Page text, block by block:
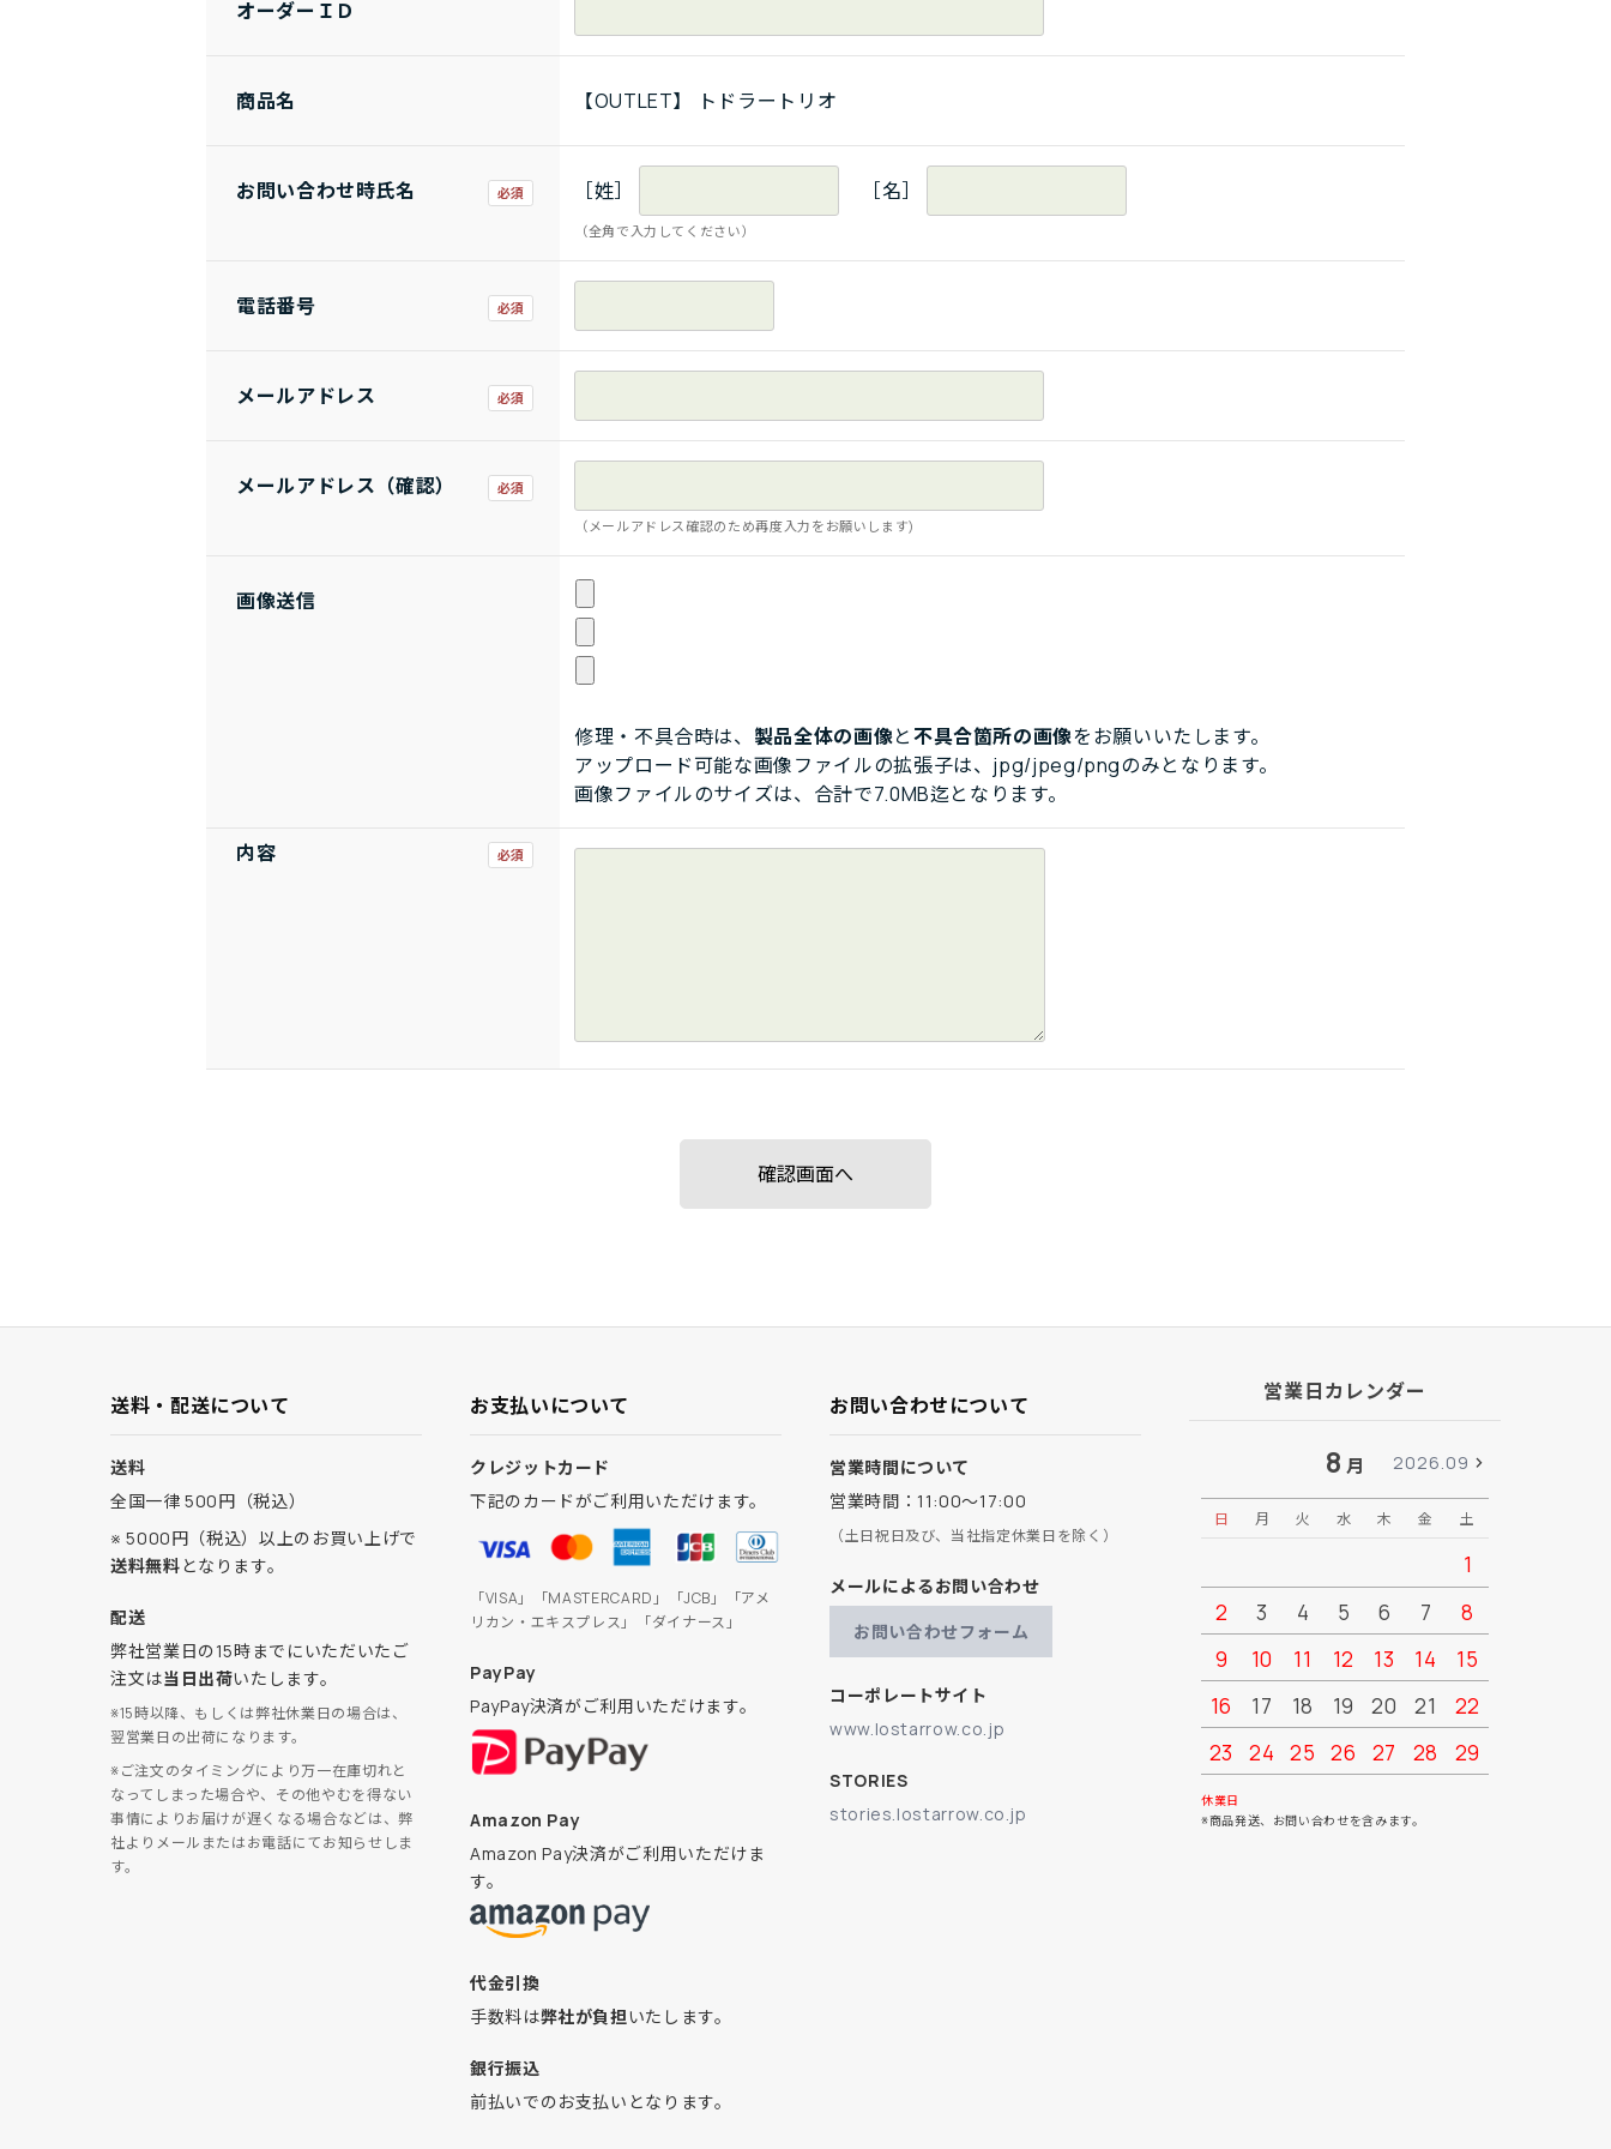
オーダーＩＤ
商品名 【OUTLET】 トドラートリオ
お問い合わせ時氏名 ［姓］ ［名］
（全角で入力してください）
電話番号
メールアドレス
メールアドレス（確認）
（メールアドレス確認のため再度入力をお願いします)
画像送信
修理・不具合時は、 製品全体の画像と不具合箇所の画像をお願いいたします。
アップロード可能な画像ファイルの拡張子は、jpg/jpeg/pngのみとなります。
画像ファイルのサイズは、合計で7.0MB迄となります。
内容
送料・配送について
送料
全国一律 500円（税込）
※ 5000円（税込）以上のお買い上げで
送料無料となります。
配送
弊社営業日の15時までにいただいたご
注文は当日出荷いたします。
※15時以降、もしくは弊社休業日の場合は、
翌営業日の出荷になります。
※ご注文のタイミングにより万一在庫切れと
なってしまった場合や、その他やむを得ない
事情によりお届けが遅くなる場合などは、弊
社よりメールまたはお電話にてお知らせしま
す。
お支払いについて
クレジットカード
下記のカードがご利用いただけます。
「VISA」「MASTERCARD」「JCB」「アメ
リカン・エキスプレス」「ダイナース」
PayPay
PayPay決済がご利用いただけます。
Amazon Pay
Amazon Pay決済がご利用いただけま
す。
代金引換
手数料は弊社が負担いたします。
銀行振込
前払いでのお支払いとなります。
お問い合わせについて
営業時間について
営業時間：11:00～17:00
（土日祝日及び、当社指定休業日を除く）
メールによるお問い合わせ
お問い合わせフォーム
コーポレートサイト
www.lostarrow.co.jp
STORIES
stories.lostarrow.co.jp
営業日カレンダー
8 月 2026.09
日 月 火 水 木 金 土
1
2
3 4 5 6 7
8
9
10 11 12 13 14
15
16
17 18 19 20 21
22
23
24 25 26 27 28
29
30
休業日
※商品発送、お問い合わせを含みます。